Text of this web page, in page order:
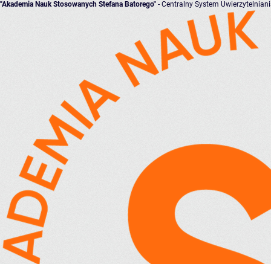
"Akademia Nauk Stosowanych Stefana Batorego" - Centralny System